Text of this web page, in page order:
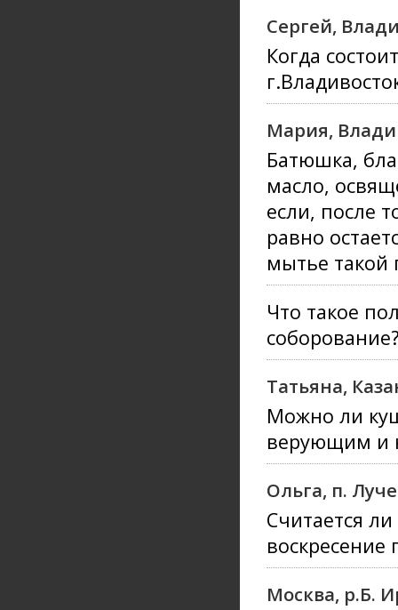
Cергей,
Когда
Мария,
Батюшка,
масло,
если, после
равно
мытье такой
Что такое
Татьяна,
Можно ли
верующим и
Ольга, п.
Считается
Москва, р.Б.